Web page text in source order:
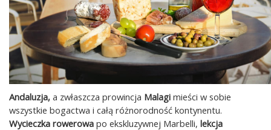
Andaluzja, a zwłaszcza prowincja Malagi mieści w sobie
wszystkie bogactwa i całą różnorodność kontynentu.
Wycieczka rowerowa po ekskluzywnej Marbelli, lekcja